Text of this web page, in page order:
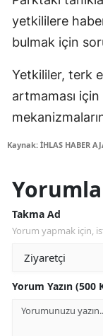
yetkililere
bulmak için
Yetkililer, terk
artmaması
Kaynak: İHLAS HABER
Takma Ad
Yorum yapmak için,
Yorum Yazın (500